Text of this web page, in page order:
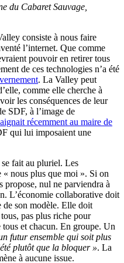
du Cabaret Sauvage,
consiste à nous faire
l’internet. Que comme
pouvoir en retirer tous
de ces technologies n’a été
. La Valley peut
comme elle cherche à
les conséquences de leur
SDF, à l’image de
récemment au maire de
qui lui imposaient une
fait au pluriel. Les
nous plus que moi ». Si on
propose, nul ne parviendra à
L’économie collaborative doit
de son modèle. Elle doit
pas plus riche pour
et chacun. En groupe. Un
futur ensemble qui soit plus
plutôt que la bloquer ». La
à aucune issue.